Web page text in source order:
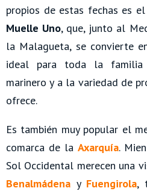
propios de estas fechas es el
Muelle Uno, que, junto al
la Malagueta, se convierte
ideal para toda la familia
marinero y a la variedad de
ofrece.
Es también muy popular el
comarca de laAxarquía.
Sol Occidental merecen una
Benalmádena y Fuengirola,